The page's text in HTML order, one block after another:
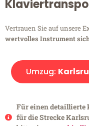
Vertrauen Sie auf unsere
wertvolles Instrument
Umzug:
Für einen detaillierte
für die Strecke